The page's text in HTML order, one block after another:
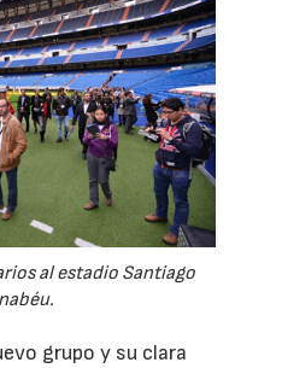
al estadio Santiago
grupo y su clara